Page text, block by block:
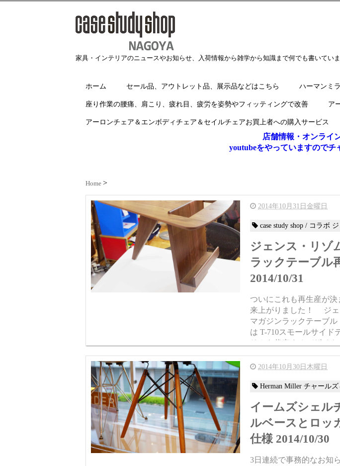
家具・インテリアのニュースやお知らせ、入荷情報から雑学から知識まで何でも書いていま
ホーム セール品、アウトレット品、展示品などはこちら ハーマンミ
座り作業の腰痛、肩こり、疲れ目、疲労を姿勢やフィッティングで改善 ア
アーロンチェア＆エンボディチェア＆セイルチェアお買上者への購入サービス
店舗情報・オンライ
youtubeをやっていますので
Home
2014年10月31日金曜日
case study shop / コラボ
ジェンス・リゾ
ラックテーブル
2014/10/31
ついにこれも再生産が決まりま
来上がりました！ ジェンス・リゾム氏の名作
マガジンラックテーブル「
は T-710スモールサイド
リカを代表するデザイナ
ンス・リゾ...
2014年10月30日木曜日
Herman Miller チャール
イームズシェル
ルベースとロッ
仕様 2014/10/30
3日連続で事務的なお知らせでー